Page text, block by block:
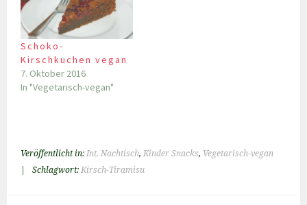
Schoko-
Kirschkuchen vegan
7. Oktober 2016
In "Vegetarisch-vegan"
Veröffentlicht in:Int. Nachtisch,Kinder Snacks, Vegetarisch-vegan
Schlagwort:Kirsch-Tiramisu